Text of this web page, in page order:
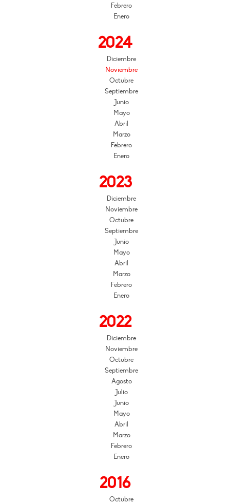
Febrero
Enero
2024
Diciembre
Noviembre
Octubre
Septiembre
Junio
Mayo
Abril
Marzo
Febrero
Enero
2023
Diciembre
Noviembre
Octubre
Septiembre
Junio
Mayo
Abril
Marzo
Febrero
Enero
2022
Diciembre
Noviembre
Octubre
Septiembre
Agosto
Julio
Junio
Mayo
Abril
Marzo
Febrero
Enero
2016
Octubre